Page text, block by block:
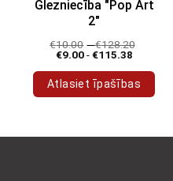
Glezniecība "Pop Art
2"
€10.00 -€128.20
€9.00-€115.38
Atlasiet īpašības
ir